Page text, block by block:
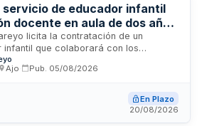
de educador infantil
docente en aula de dos años
Ruiz de Ajo - Ayuntamiento
licita la contratación de un
que colaborará con los
dos años del CEIP Benedicto Ruiz
prestará sus servicios según el
por la Consejería de Educación
El procedimiento es abierto
Ajo Pub. 05/08/2026
En Plazo
20/08/2026